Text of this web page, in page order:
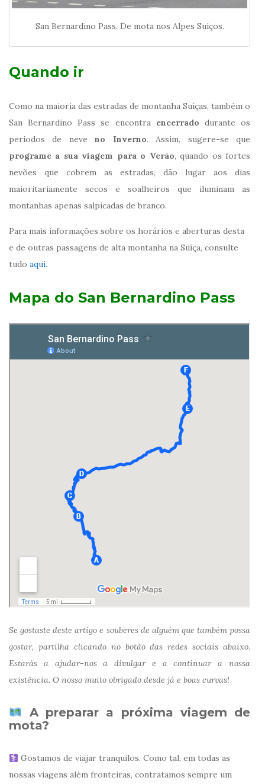
San Bernardino Pass. De mota nos Alpes Suíços.
Quando ir
Como na maioria das estradas de montanha Suíças, também o
San Bernardino Pass se encontra encerrado durante os
períodos de neveno Inverno. Assim, sugere-se que
programe a sua viagem para o Verão, quando os fortes
nevões que cobrem as estradas, dão lugar aos dias
maioritariamente secos e soalheiros que iluminam as
montanhas apenas salpicadas de branco.
Para mais informações sobre os horários e aberturas desta
e de outras passagens de alta montanha na Suíça, consulte
tudo aqui.
Mapa do San Bernardino Pass
Se gostaste deste artigo e souberes de alguém que também possa
gostar, partilha clicando no botão das redes sociais abaixo.
Estarás a ajudar-nos a divulgar e a continuar a nossa
existência. O nosso muito obrigado desde já e boas curvas!
A preparar a próxima viagem de
mota?
Gostamos de viajar tranquilos. Como tal, em todas as
nossas viagens além fronteiras, contratamos sempre um